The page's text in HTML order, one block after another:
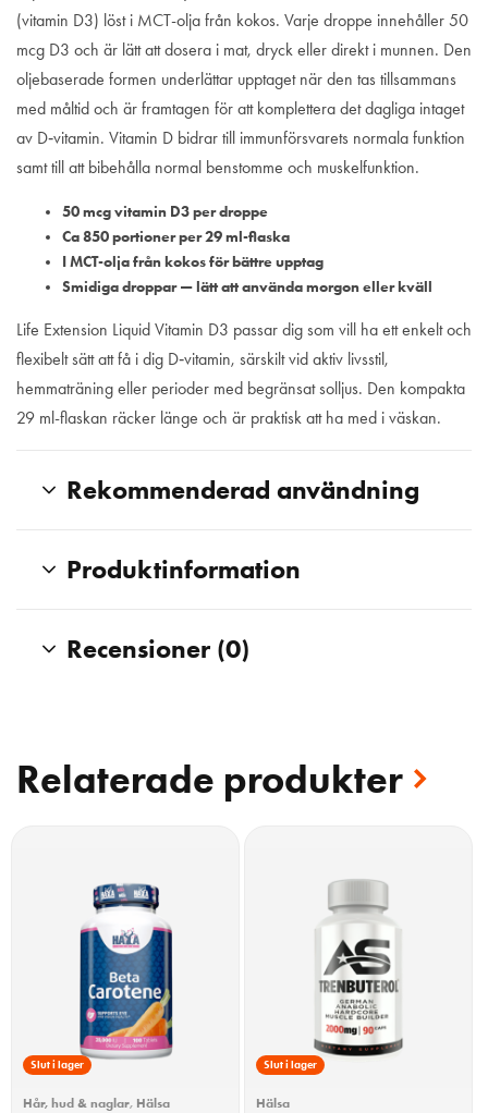
(vitamin D3) löst i MCT-olja från kokos. Varje droppe innehåller 50
mcg D3 och är lätt att dosera i mat, dryck eller direkt i munnen. Den
oljebaserade formen underlättar upptaget när den tas tillsammans
med måltid och är framtagen för att komplettera det dagliga intaget
av D‑vitamin. Vitamin D bidrar till immunförsvarets normala funktion
samt till att bibehålla normal benstomme och muskelfunktion.
50 mcg vitamin D3 per droppe
Ca 850 portioner per 29 ml-flaska
I MCT-olja från kokos för bättre upptag
Smidiga droppar — lätt att använda morgon eller kväll
Life Extension Liquid Vitamin D3 passar dig som vill ha ett enkelt och
flexibelt sätt att få i dig D‑vitamin, särskilt vid aktiv livsstil,
hemmaträning eller perioder med begränsat solljus. Den kompakta
29 ml-flaskan räcker länge och är praktisk att ha med i väskan.
Rekommenderad användning
Produktinformation
Recensioner (0)
Relaterade produkter
Slut i lager
Hår, hud & naglar, Hälsa
Slut i lager
Hälsa